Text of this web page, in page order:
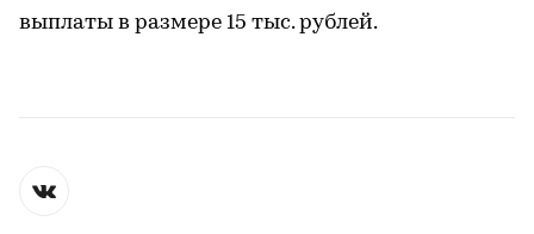
выплаты в размере 15 тыс. рублей.